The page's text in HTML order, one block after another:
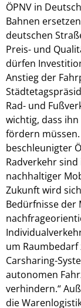
ÖPNV in
Bahnen
deutschen
Preis- und
dürfen
Anstieg der
Rad- und
wichtig, dass
fördern
beschleunigter
Radverkehr
nachhaltiger
Zukunft wird
Bedürfnisse der
um
Carsharing-
autonomen
verhindern.“
die